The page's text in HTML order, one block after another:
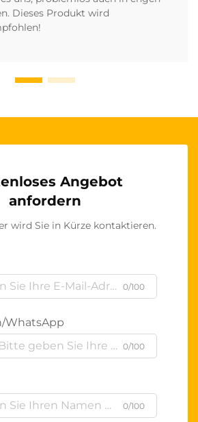
Dieses Produkt wird
Angebot
anfordern
wird Sie in Kürze kontaktieren.
0/100
WhatsApp
0/100
0/100